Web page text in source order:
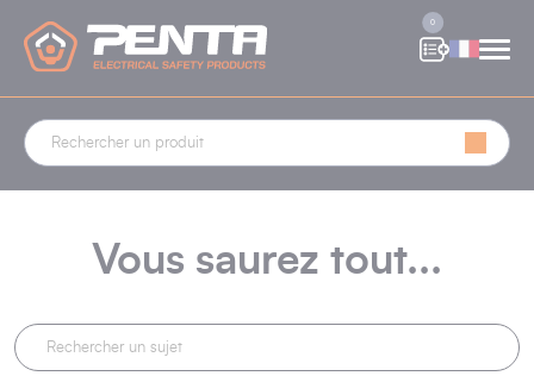
0
Vous saurez tout...